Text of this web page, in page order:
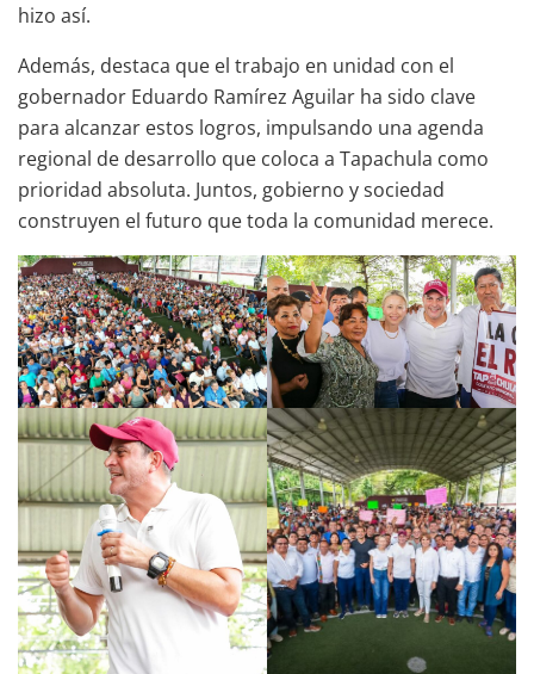
hizo así.
Además, destaca que el trabajo en unidad con el
gobernador Eduardo Ramírez Aguilar ha sido clave
para alcanzar estos logros, impulsando una agenda
regional de desarrollo que coloca a Tapachula como
prioridad absoluta. Juntos, gobierno y sociedad
construyen el futuro que toda la comunidad merece.